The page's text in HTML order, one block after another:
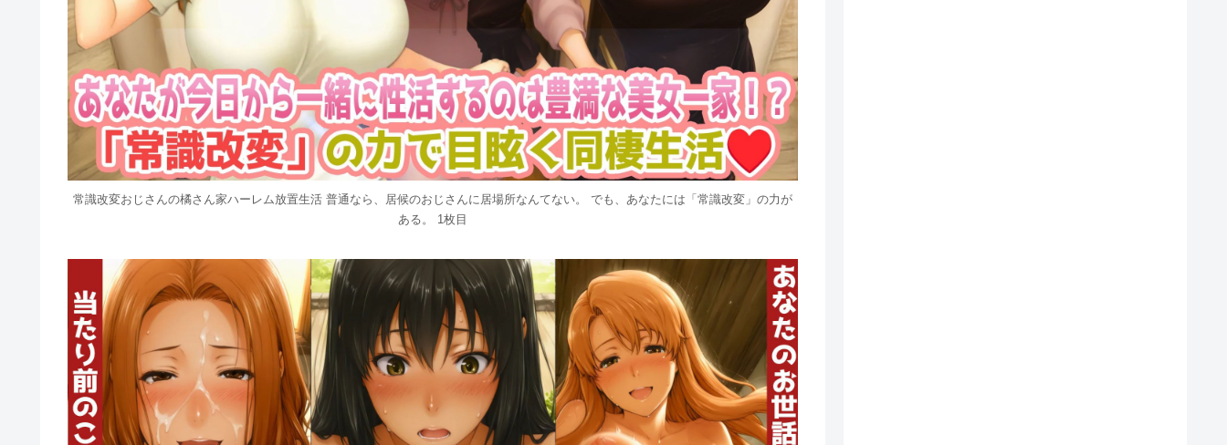
常識改変おじさんの橘さん家ハーレム放置生活 普通なら、居候のおじさんに居場所なんてない。 でも、あなたには「常識改変」の力が
ある。 1枚目